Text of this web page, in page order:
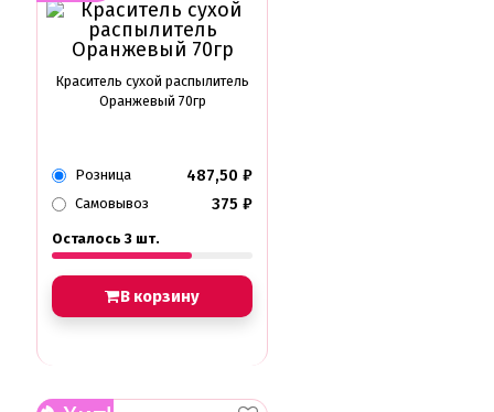
Краситель сухой распылитель
Оранжевый 70гр
Розница 487,50 ₽
Самовывоз 375 ₽
Осталось 3 шт.
В корзину